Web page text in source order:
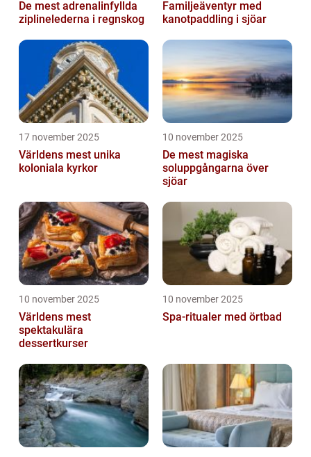
De mest adrenalinfyllda
ziplinelederna i regnskog
Familjeäventyr med
kanotpaddling i sjöar
17 november 2025
Världens mest unika
koloniala kyrkor
10 november 2025
De mest magiska
soluppgångarna över
sjöar
10 november 2025
Världens mest
spektakulära
dessertkurser
10 november 2025
Spa-ritualer med örtbad